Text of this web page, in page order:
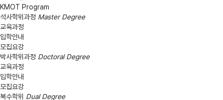
KMOT Program
석사학위과정 Master Degree
교육과정
입학안내
모집요강
박사학위과정 Doctoral Degree
교육과정
입학안내
모집요강
복수학위 Dual Degree